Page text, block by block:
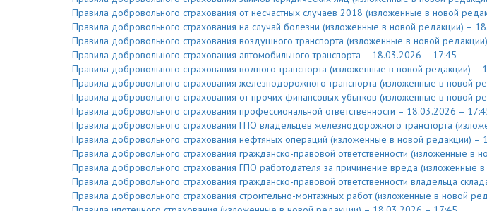
Правила добровольного страхования от несчастных случаев 2018 (изложенные в новой
Правила добровольного страхования на случай болезни (изложенные в новой редакции) –
Правила добровольного страхования воздушного транспорта (изложенные в новой
Правила добровольного страхования автомобильного транспорта – 18.03.2026 – 17:45
Правила добровольного страхования водного транспорта (изложенные в новой редакции) –
Правила добровольного страхования железнодорожного транспорта (изложенные в новой
Правила добровольного страхования от прочих финансовых убытков (изложенные в новой
Правила добровольного страхования профессиональной ответственности – 18.03.2026 –
Правила добровольного страхования ГПО владельцев железнодорожного транспорта
Правила добровольного страхования нефтяных операций (изложенные в новой редакции) –
Правила добровольного страхования гражданско-правовой ответственности (изложенные
Правила добровольного страхования ГПО работодателя за причинение вреда (изложенные
Правила добровольного страхования гражданско-правовой ответственности владельца
Правила добровольного страхования строительно-монтажных работ (изложенные в новой